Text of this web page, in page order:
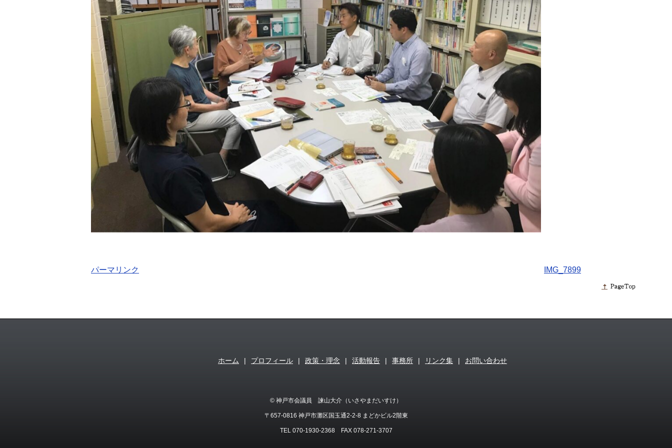
IMG_7899
パーマリンク
ホーム | プロフィール | 政策・理念 | 活動報告 | 事務所 | リンク集 | お問い合わせ
© 神戸市会議員 諫山大介（いさやまだいすけ）
〒657-0816 神戸市灘区国玉通2-2-8 まどかビル2階東
TEL 070-1930-2368 FAX 078-271-3707